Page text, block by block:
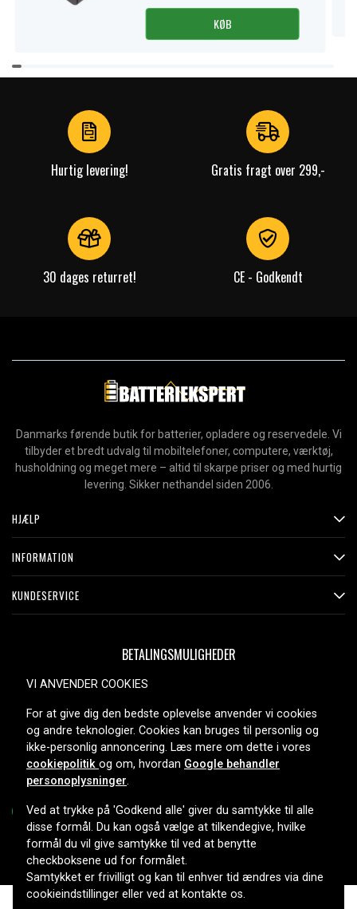
KØB
Item
1
Hurtig levering! Gratis fragt over 299,-
30 dages returret! CE - Godkendt
Danmarks førende butik for batterier, opladere og reservedele. Vi
tilbyder et bredt udvalg til mobiltelefoner, computere, værktøj,
husholdning og meget mere – altid til skarpe priser og med hurtig
levering. Sikker nethandel siden 2006.
HJÆLP
INFORMATION
KUNDESERVICE
BETALINGSMULIGHEDER
LEVERINGSMULIGHEDER
Copyright © 2026, Spares Nordic AB
VI ANVENDER COOKIES
For at give dig den bedste oplevelse anvender vi cookies
og andre teknologier. Cookies kan bruges til personlig og
ikke-personlig annoncering. Læs mere om dette i vores
cookiepolitik og om, hvordan Google behandler
personoplysninger.
Ved at trykke på 'Godkend alle' giver du samtykke til alle
disse formål. Du kan også vælge at tilkendegive, hvilke
formål du vil give samtykke til ved at benytte
checkboksene ud for formålet.
Samtykket er frivilligt og kan til enhver tid ændres via dine
cookieindstillinger eller ved at kontakte os.